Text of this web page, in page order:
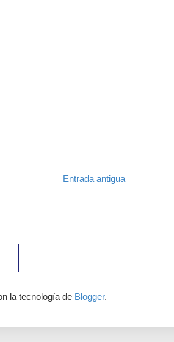
Entrada antigua
la tecnología de Blogger.